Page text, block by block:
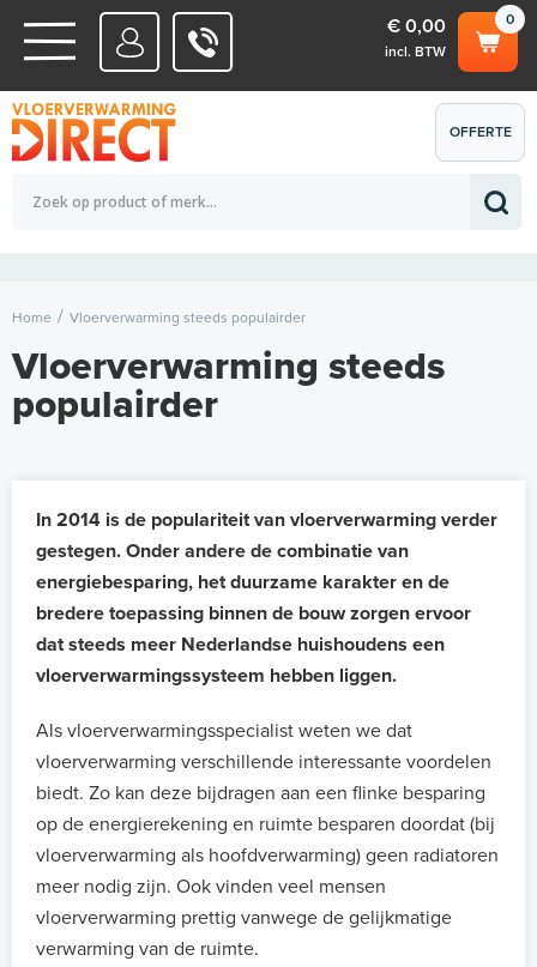
WATERSYSTEMEN
ELEKTRISCHE SYSTEMEN
0
€ 0,00
incl. BTW
Totaalbedrag (incl. BTW) € 0,00
OFFERTE
AANVRAGEN
Home Vloerverwarming steeds populairder
Vloerverwarming steeds
populairder
In 2014 is de populariteit van vloerverwarming verder
gestegen. Onder andere de combinatie van
energiebesparing, het duurzame karakter en de
bredere toepassing binnen de bouw zorgen ervoor
dat steeds meer Nederlandse huishoudens een
vloerverwarmingssysteem hebben liggen.
Als vloerverwarmingsspecialist weten we dat
vloerverwarming verschillende interessante voordelen
biedt. Zo kan deze bijdragen aan een flinke besparing
op de energierekening en ruimte besparen doordat (bij
vloerverwarming als hoofdverwarming) geen radiatoren
meer nodig zijn. Ook vinden veel mensen
vloerverwarming prettig vanwege de gelijkmatige
verwarming van de ruimte.